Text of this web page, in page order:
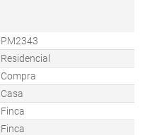
PM2343
Residencial
Compra
Casa
Finca
Finca